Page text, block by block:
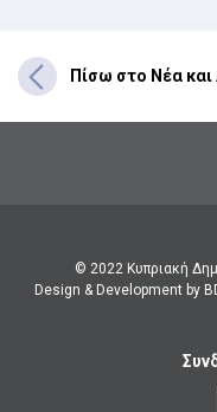
Πίσω στο Νέα και
© 2022 Κυπριακή
Design & Development by